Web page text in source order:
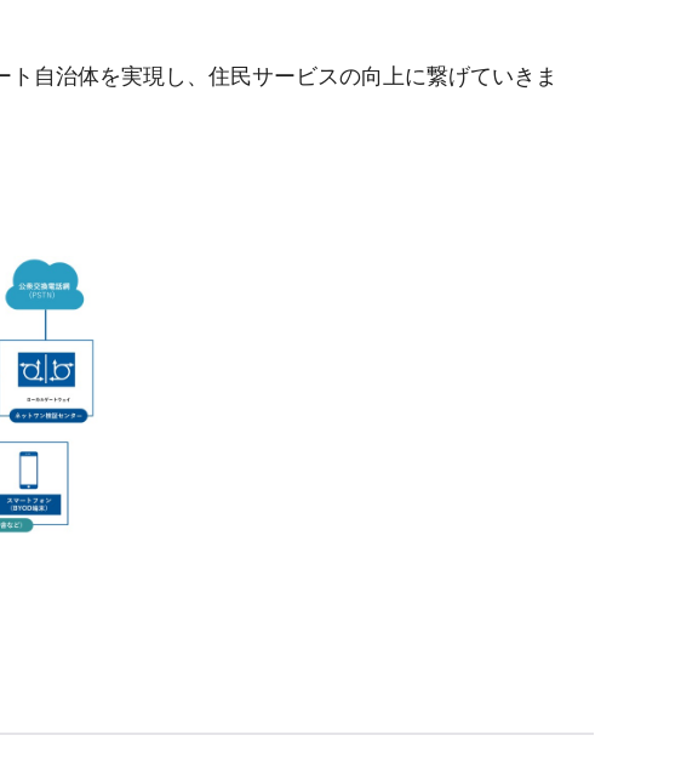
自治体を実現し、住民サービスの向上に繋げていきま